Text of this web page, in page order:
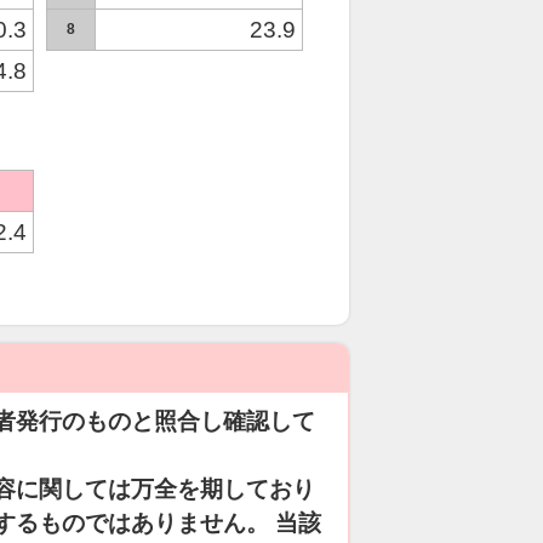
8 23.9
発行のものと照合し確認して
に関しては万全を期しており
るものではありません。 当該